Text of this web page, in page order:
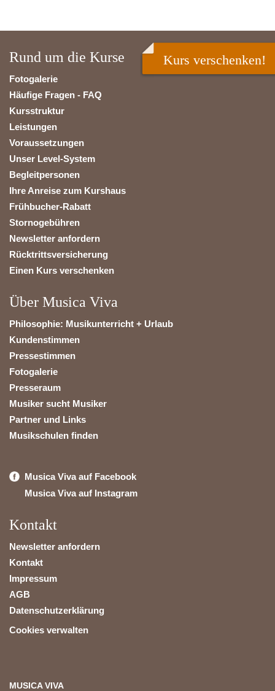
Rund um die Kurse
Fotogalerie
Häufige Fragen - FAQ
Kursstruktur
Leistungen
Voraussetzungen
Unser Level-System
Begleitpersonen
Ihre Anreise zum Kurshaus
Frühbucher-Rabatt
Stornogebühren
Newsletter anfordern
Rücktrittsversicherung
Einen Kurs verschenken
Über Musica Viva
Philosophie: Musikunterricht + Urlaub
Kundenstimmen
Pressestimmen
Fotogalerie
Presseraum
Musiker sucht Musiker
Partner und Links
Musikschulen finden
Musica Viva auf Facebook
Musica Viva auf Instagram
Kontakt
Newsletter anfordern
Kontakt
Impressum
AGB
Datenschutzerklärung
Cookies verwalten
MUSICA VIVA
Kurs verschenken!